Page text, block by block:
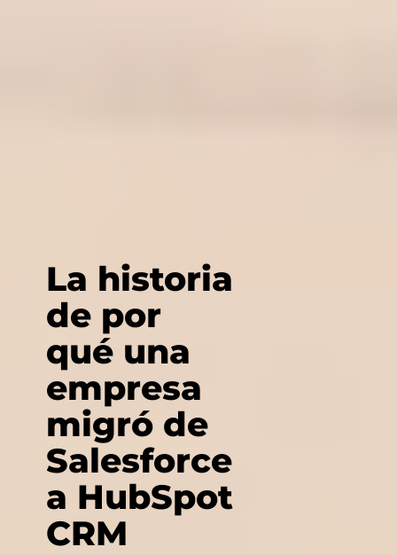
La historia
de por
qué una
empresa
migró de
Salesforce
a HubSpot
CRM